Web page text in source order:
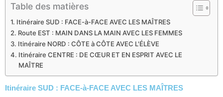
Table des matières
Itinéraire SUD : FACE-à-FACE AVEC LES MAÎTRES
Route EST : MAIN DANS LA MAIN AVEC LES FEMMES
Itinéraire NORD : CÔTE à CÔTE AVEC L'ÉLÈVE
Itinéraire CENTRE : DE CŒUR ET EN ESPRIT AVEC LE
MAÎTRE
Itinéraire SUD : FACE-à-FACE AVEC LES MAÎTRES